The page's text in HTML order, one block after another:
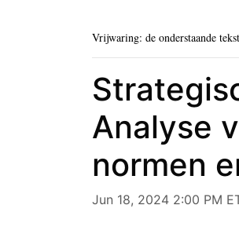
Vrijwaring: de onderstaande
Analyse
normen
Jun 18, 2024 2:00 PM